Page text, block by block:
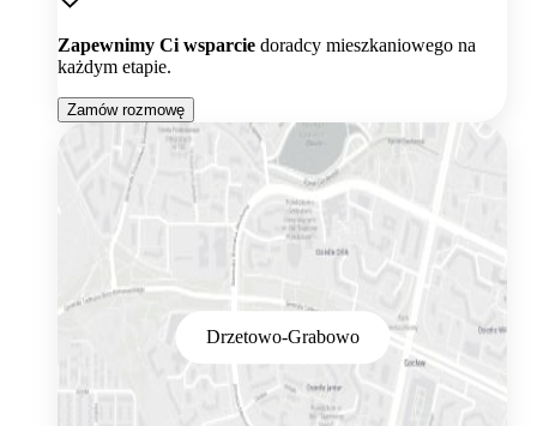
Zapewnimy Ci wsparcie doradcy mieszkaniowego na
każdym etapie.
Zamów rozmowę
Drzetowo-Grabowo